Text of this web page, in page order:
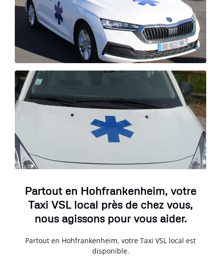
Partout en Hohfrankenheim, votre
Taxi VSL local près de chez vous,
nous agissons pour vous aider.
Partout en Hohfrankenheim, votre Taxi VSL local est
disponible.